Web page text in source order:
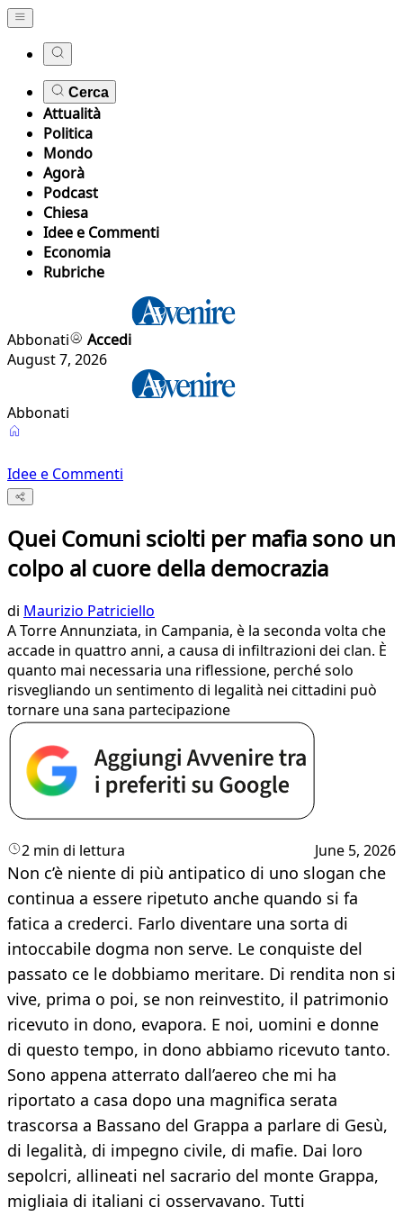
Cerca
Attualità
Politica
Mondo
Agorà
Podcast
Chiesa
Idee e Commenti
Economia
Rubriche
Abbonati
Accedi
August 7, 2026
Abbonati
Idee e Commenti
Quei Comuni sciolti per mafia sono un
colpo al cuore della democrazia
di Maurizio Patriciello
A Torre Annunziata, in Campania, è la seconda volta che
accade in quattro anni, a causa di infiltrazioni dei clan. È
quanto mai necessaria una riflessione, perché solo
risvegliando un sentimento di legalità nei cittadini può
tornare una sana partecipazione
2 min di lettura June 5, 2026
Non c’è niente di più antipatico di uno slogan che
continua a essere ripetuto anche quando si fa
fatica a crederci. Farlo diventare una sorta di
intoccabile dogma non serve. Le conquiste del
passato ce le dobbiamo meritare. Di rendita non si
vive, prima o poi, se non reinvestito, il patrimonio
ricevuto in dono, evapora. E noi, uomini e donne
di questo tempo, in dono abbiamo ricevuto tanto.
Sono appena atterrato dall’aereo che mi ha
riportato a casa dopo una magnifica serata
trascorsa a Bassano del Grappa a parlare di Gesù,
di legalità, di impegno civile, di mafie. Dai loro
sepolcri, allineati nel sacrario del monte Grappa,
migliaia di italiani ci osservavano. Tutti